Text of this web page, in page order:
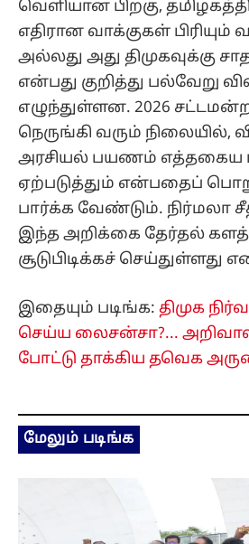
வெளியான பிறகு,
எதிரான வாக்குகள் பிரியும்
அல்லது அது திமுகவுக்கு
என்பது குறித்து பல்வேறு
எழுந்துள்ளன. 2026
நெருங்கி வரும் நிலையில்,
அரசியல் பயணம்
ஏற்படுத்தும் என்பதைப்
பார்க்க வேண்டும். நிர்மலா
இந்த அறிக்கை தேர்தல்
சூடுபிடிக்கச் செய்துள்ளது
இதையும் படிங்க: திமுக
செய்ய லைசன்சா?...
போட்டு தாக்கிய தவெக
மேலும் படிங்க